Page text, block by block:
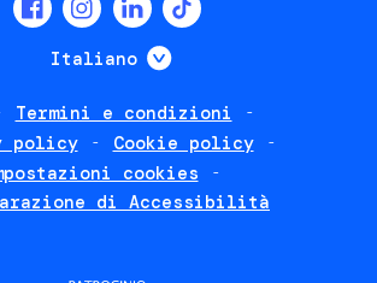
Italiano Mostra ulteriori
Termini e condizioni
policy
Cookie policy
cookies
di Accessibilità